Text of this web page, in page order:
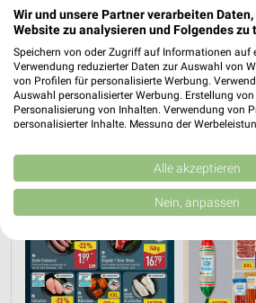
FLEISCH & WURST AKTIONEN, RABATTE &
Wir und unsere Partner verarbeiten
Website zu analysieren und Folgendes zu
Speichern von oder Zugriff auf Informationen auf
Verwendung reduzierter Daten zur Auswahl von
von Profilen für personalisierte Werbung.
Auswahl personalisierter Werbung. Erstellung
Personalisierung von Inhalten. Verwendung von
personalisierter Inhalte. Messung der
Kombinationen von Daten aus verschiedenen
Verbesserung der Angebote. Verwendung
von Inhalten.
Daten können außerhalb der Europäischen Union
Website/App.
Partnerliste anzeigen (1 IAB-Anbieter)
Wir nutzen Ihre Daten für folgende Zwecke:
Alle akzeptieren
Nein, anpassen